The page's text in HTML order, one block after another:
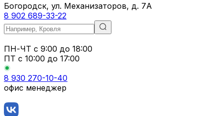
Богородск, ул. Механизаторов, д. 7А
8 902 689-33-22
ПН-ЧТ с 9:00 до 18:00
ПТ с 10:00 до 17:00
8 930 270-10-40
офис менеджер